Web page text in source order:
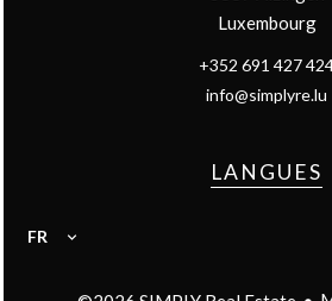
Luxembourg
+352 691 427
info@simplyre.lu
LANGUES
FR